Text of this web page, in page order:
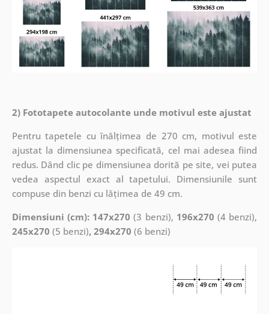
2) Fototapete autocolante unde motivul este ajustat
Pentru tapetele cu înălțimea de 270 cm, motivul este
ajustat la dimensiunea specificată, cel mai adesea fiind
redus. Dând clic pe dimensiunea dorită pe site, vei putea
vedea aspectul exact al tapetului. Dimensiunile sunt
compuse din benzi cu lățimea de 49 cm.
Dimensiuni (cm): 147x270 (3 benzi), 196x270 (4 benzi),
245x270 (5 benzi), 294x270 (6 benzi)